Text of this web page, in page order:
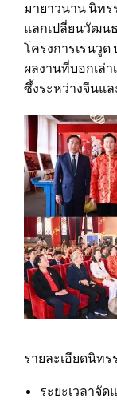
มายาวนาน นิท
แลกเปลี่ยนวัฒน
โครงการเรนวูด
ผลงานที่บอกเล่
ซึ้งระหว่างจีนแ
รายละเอียดนิท
ระยะเวลาจั